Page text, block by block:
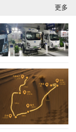
更多